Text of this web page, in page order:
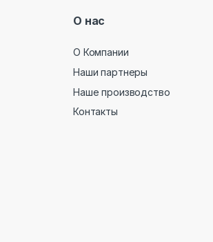
О нас
О Компании
Наши партнеры
Наше производство
Контакты